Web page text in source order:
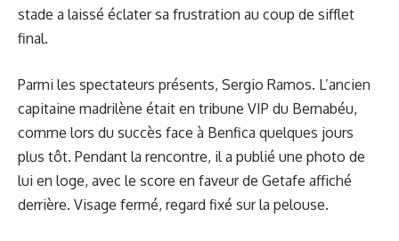
stade a laissé éclater sa frustration au coup de sifflet
final.
Parmi les spectateurs présents, Sergio Ramos. L’ancien
capitaine madrilène était en tribune VIP du Bernabéu,
comme lors du succès face à Benfica quelques jours
plus tôt. Pendant la rencontre, il a publié une photo de
lui en loge, avec le score en faveur de Getafe affiché
derrière. Visage fermé, regard fixé sur la pelouse.